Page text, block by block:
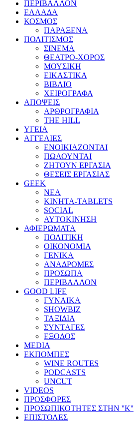
ΠΕΡΙΒΑΛΛΟΝ
ΕΛΛΑΔΑ
ΚΟΣΜΟΣ
ΠΑΡΑΞΕΝΑ
ΠΟΛΙΤΙΣΜΟΣ
ΣΙΝΕΜΑ
ΘΕΑΤΡΟ-ΧΟΡΟΣ
ΜΟΥΣΙΚΗ
ΕΙΚΑΣΤΙΚΑ
ΒΙΒΛΙΟ
ΧΕΙΡΟΓΡΑΦΑ
ΑΠΟΨΕΙΣ
ΑΡΘΡΟΓΡΑΦΙΑ
THE HILL
ΥΓΕΙΑ
ΑΓΓΕΛΙΕΣ
ΕΝΟΙΚΙΑΖΟΝΤΑΙ
ΠΩΛΟΥΝΤΑΙ
ΖΗΤΟΥΝ ΕΡΓΑΣΙΑ
ΘΕΣΕΙΣ ΕΡΓΑΣΙΑΣ
GEEK
ΝΕΑ
ΚΙΝΗΤΑ-TABLETS
SOCIAL
ΑΥΤΟΚΙΝΗΣΗ
ΑΦΙΕΡΩΜΑΤΑ
ΠΟΛΙΤΙΚΗ
ΟΙΚΟΝΟΜΙΑ
ΓΕΝΙΚΑ
ΑΝΑΔΡΟΜΕΣ
ΠΡΟΣΩΠΑ
ΠΕΡΙΒΑΛΛΟΝ
GOOD LIFE
ΓΥΝΑΙΚΑ
SHOWBIZ
ΤΑΞΙΔΙΑ
ΣΥΝΤΑΓΕΣ
ΕΞΟΔΟΣ
MEDIA
ΕΚΠΟΜΠΕΣ
WINE ROUTES
PODCASTS
UNCUT
VIDEOS
ΠΡΟΣΦΟΡΕΣ
ΠΡΟΣΩΠΙΚΟΤΗΤΕΣ ΣΤΗΝ ''Κ''
ΕΠΙΣΤΟΛΕΣ